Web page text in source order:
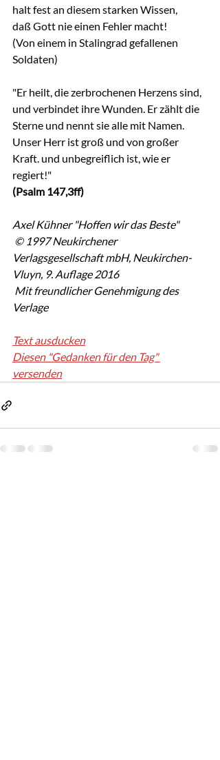
halt fest an diesem starken Wissen,
daß Gott nie einen Fehler macht!
(Von einem in Stalingrad gefallenen
Soldaten)
"Er heilt, die zerbrochenen Herzens sind,
und verbindet ihre Wunden. Er zählt die
Sterne und nennt sie alle mit Namen.
Unser Herr ist groß und von großer
Kraft. und unbegreiflich ist, wie er
regiert!"
(Psalm 147,3ff)
Axel Kühner "Hoffen wir das Beste"
Verlagsgesellschaft mbH, Neukirchen-
Vluyn, 9. Auflage 2016
Verlage
Text ausducken
Diesen "Gedanken für den Tag"
versenden